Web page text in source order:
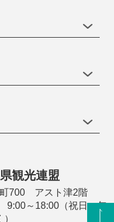
観光連盟
700 アスト津2階
9:00～18:00（祝日・年